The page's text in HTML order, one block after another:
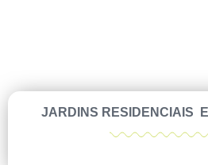
JARDINS RESIDENCIAIS